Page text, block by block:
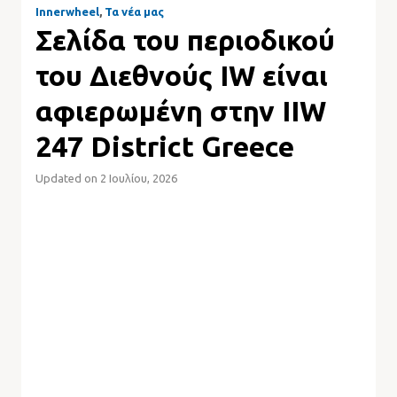
Innerwheel, Τα νέα μας
Σελίδα του περιοδικού
του Διεθνούς IW είναι
αφιερωμένη στην IIW
247 District Greece
Updated on 2 Ιουλίου, 2026